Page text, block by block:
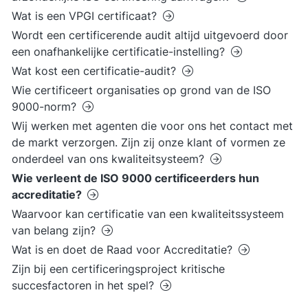
Wat is een VPGI certificaat?
Wordt een certificerende audit altijd uitgevoerd door
een onafhankelijke certificatie-instelling?
Wat kost een certificatie-audit?
Wie certificeert organisaties op grond van de ISO
9000-norm?
Wij werken met agenten die voor ons het contact met
de markt verzorgen. Zijn zij onze klant of vormen ze
onderdeel van ons kwaliteitsysteem?
Wie verleent de ISO 9000 certificeerders hun
accreditatie?
Waarvoor kan certificatie van een kwaliteitssysteem
van belang zijn?
Wat is en doet de Raad voor Accreditatie?
Zijn bij een certificeringsproject kritische
succesfactoren in het spel?